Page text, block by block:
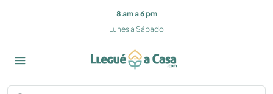
8 am a 6 pm
Lunes a Sábado